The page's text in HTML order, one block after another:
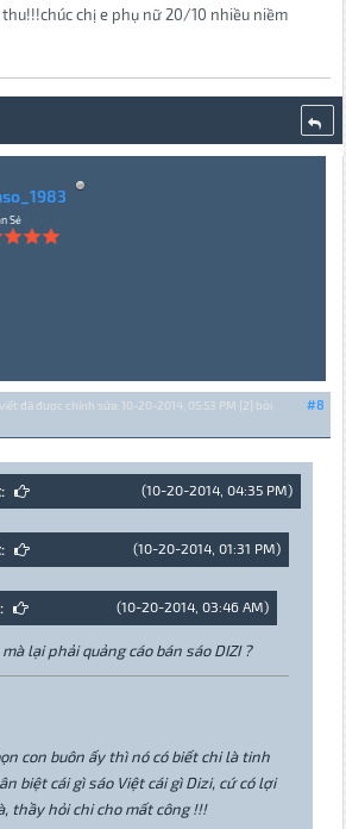
chị e phụ nữ 20/10 nhiều niềm
Sẻ
#8
đã được chỉnh sửa: 10-20-2014, 05:53 PM {2} bởi
(10-20-2014, 04:35 PM)
(10-20-2014, 01:31 PM)
(10-20-2014, 03:46 AM)
lại phải quảng cáo bán sáo DIZI ?
con buôn ấy thì nó có biết chi là tinh
biệt cái gì sáo Việt cái gì Dizi, cứ có lợi
thầy hỏi chi cho mất công !!!